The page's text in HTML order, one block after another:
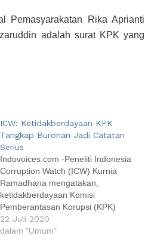
Pemasyarakatan Rika Aprianti
adalah surat KPK yang
ICW: Ketidakberdayaan KPK
Tangkap Buronan Jadi Catatan
Serius
Indovoices.com -Peneliti Indonesia
Corruption Watch (ICW) Kurnia
Ramadhana mengatakan,
ketidakberdayaan Komisi
Pemberantasan Korupsi (KPK)
menangkap sejumlah buronan harus
menjadi catatan yang serius. Hal ini
22 Juli 2020
dalam "Umum"